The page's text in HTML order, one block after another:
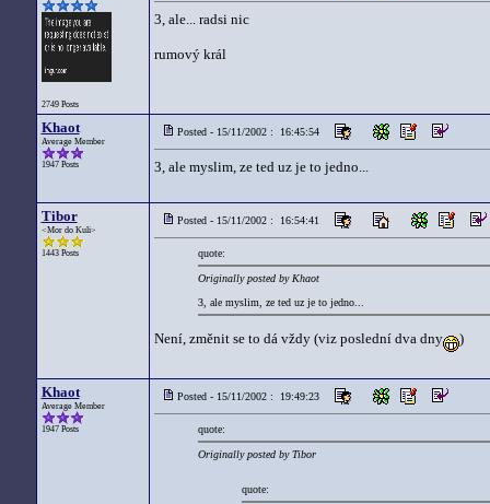
2749 Posts
3, ale... radsi nic
rumový král
Khaot
Average Member
1947 Posts
Posted - 15/11/2002 : 16:45:54
3, ale myslim, ze ted uz je to jedno...
Tibor
<Mor do Kuli>
1443 Posts
Posted - 15/11/2002 : 16:54:41
quote:
Originally posted by Khaot
3, ale myslim, ze ted uz je to jedno...
Není, změnit se to dá vždy (viz poslední dva dny )
Khaot
Average Member
1947 Posts
Posted - 15/11/2002 : 19:49:23
quote:
Originally posted by Tibor
quote: